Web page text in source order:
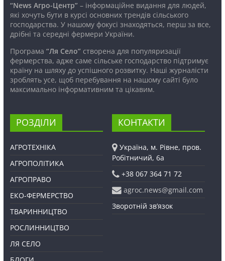
“News Агро-Центр”– інформаційне видання для людей,
які хочуть бути в курсі основних трендів сільського
господарства. У нашому фокусі знаходяться, перш за все,
дрібні та середні фермери України.
Програма “Ля Село”створена для популяризації
фермерства, адже саме сільське господарство підтримує
країну на шляху до успішного розвитку. Наші журналісти
зроблять усе, щоб перебування на нашому сайті було
максимально інформативним та цікавим.
РОЗДІЛИ
АГРОТЕХНІКА
АГРОПОЛІТИКА
АГРОПРАВО
ЕКО-ФЕРМЕРСТВО
ТВАРИННИЦТВО
РОСЛИННИЦТВО
ЛЯ СЕЛО
КОНТАКТИ
Україна, м. Рівне, пров.
Робітничий, 6а
+38 067 364 71 72
agroc.news@gmail.com
Зворотній зв’язок